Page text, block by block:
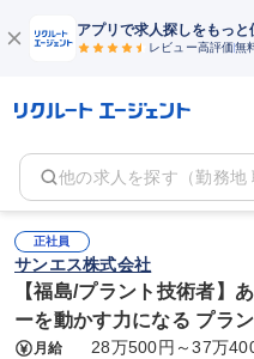
アプリで求人探しをもっと
レビュー高評価無
他の求人を探す（勤務地
正社員
サンエス株式会社
【福島/プラント技術者】
ーを動かす力になる プラ
月給 28万500円～37万